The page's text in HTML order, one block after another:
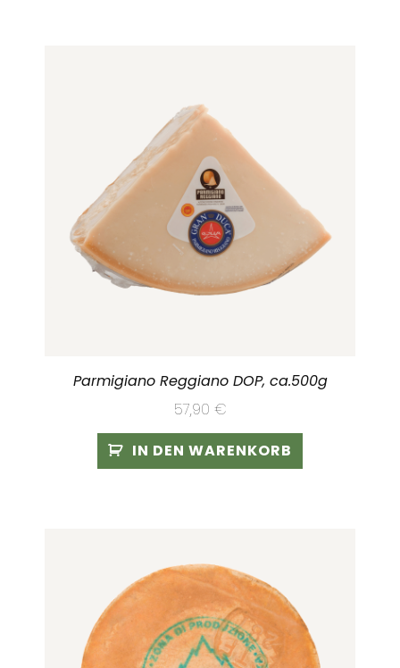
Parmigiano Reggiano DOP, ca.500g
57,90 €
IN DEN WARENKORB